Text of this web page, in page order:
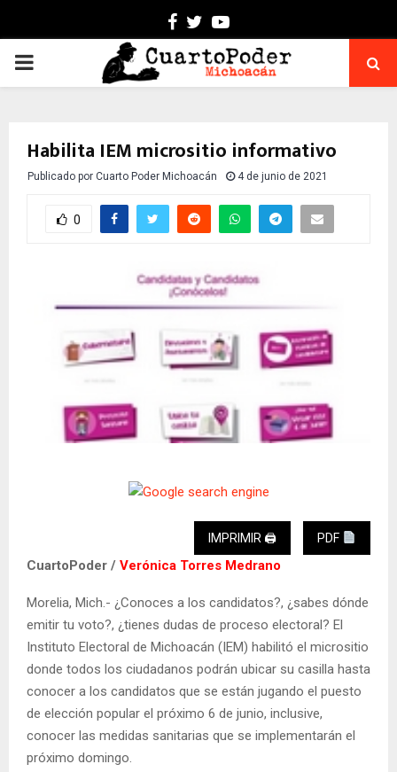
Facebook
TwitterYoutube
PRIMARY
Habilita IEM micrositio informativo
Publicado por Cuarto Poder Michoacán 4 de junio de 2021
0
IMPRIMIR 🖨 PDF
CuartoPoder / Verónica Torres Medrano
Morelia, Mich.- ¿Conoces a los candidatos?, ¿sabes dónde
emitir tu voto?, ¿tienes dudas de proceso electoral? El
Instituto Electoral de Michoacán (IEM) habilitó el micrositio
donde todos los ciudadanos podrán ubicar su casilla hasta
conocer a los candidatos que se están jugando el puesto
de elección popular el próximo 6 de junio, inclusive,
conocer las medidas sanitarias que se implementarán el
próximo domingo.